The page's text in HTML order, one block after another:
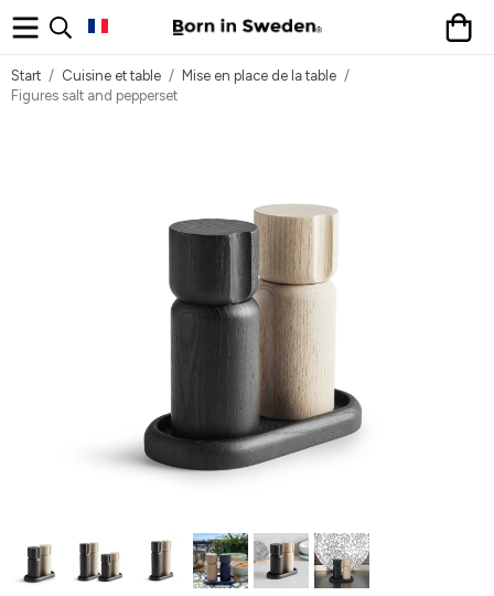
Start / Cuisine et table / Mise en place de la table /
Figures salt and pepperset